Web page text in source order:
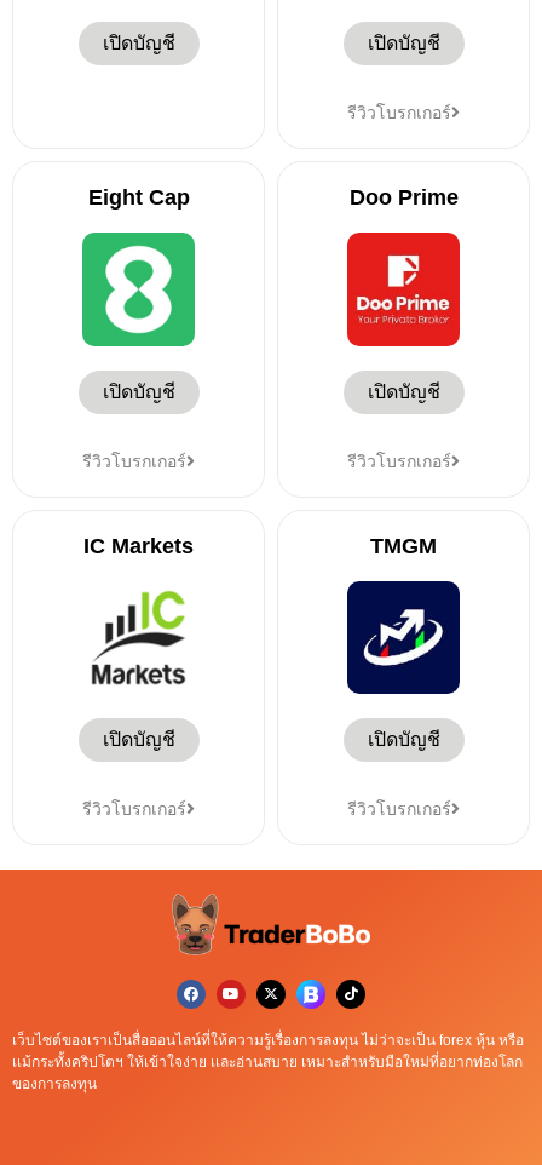
เปิดบัญชี เปิดบัญชี
รีวิวโบรกเกอร์
Eight Cap
เปิดบัญชี
รีวิวโบรกเกอร์
Doo Prime
เปิดบัญชี
รีวิวโบรกเกอร์
IC Markets
เปิดบัญชี
รีวิวโบรกเกอร์
TMGM
เปิดบัญชี
รีวิวโบรกเกอร์
เว็บไซต์ของเราเป็นสื่อออนไลน์ที่ให้ความรู้เรื่องการลงทุน ไม่ว่าจะเป็น forex หุ้น หรือ
เเม้กระทั้งคริปโตฯ ให้เข้าใจง่าย เเละอ่านสบาย เหมาะสำหรับมือใหม่ที่อยากท่องโลก
ของการลงทุน